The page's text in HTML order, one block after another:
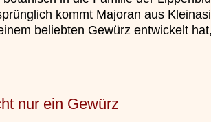
kommt Majoran aus
beliebten Gewürz entwickelt
nur ein Gewürz